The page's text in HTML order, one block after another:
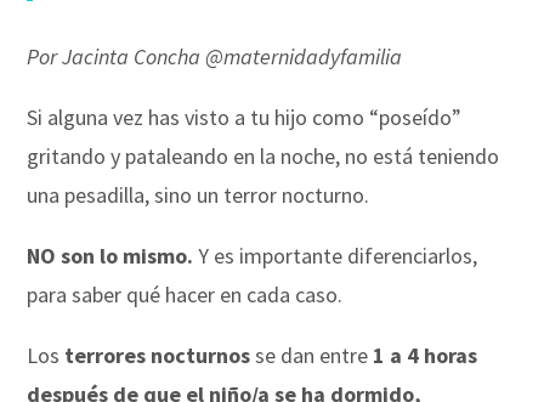
Por Jacinta Concha @maternidadyfamilia
Si alguna vez has visto a tu hijo como “poseído”
gritando y pataleando en la noche, no está teniendo
una pesadilla, sino un terror nocturno.
NO son lo mismo. Y es importante diferenciarlos,
para saber qué hacer en cada caso.
Los terrores nocturnosse dan entre 1 a 4 horas
después de que el niño/a se ha dormido,